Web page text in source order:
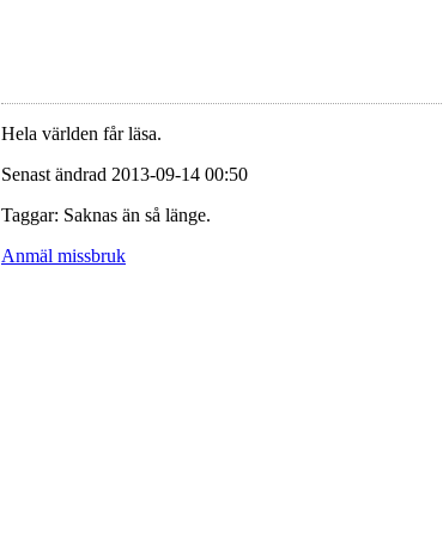
Hela världen får läsa.
Senast ändrad 2013-09-14 00:50
Taggar: Saknas än så länge.
Anmäl missbruk